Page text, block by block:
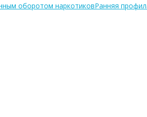
оборотом наркотиковРанняя